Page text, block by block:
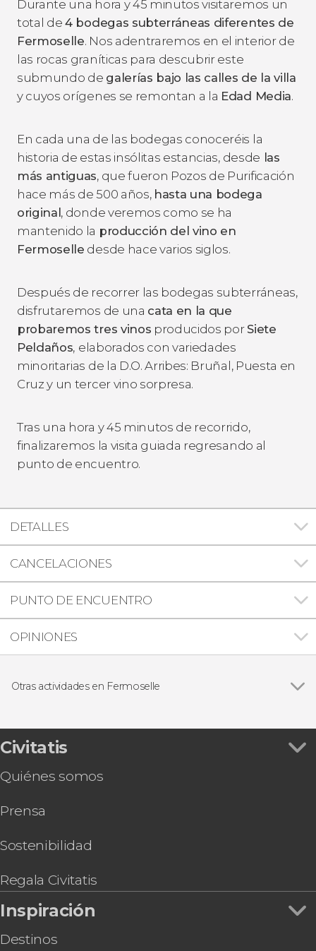
Durante una hora y 45 minutos visitaremos un
total de4 bodegas subterráneas diferentes de
Fermoselle. Nos adentraremos en el interior de
las rocas graníticas para descubrir este
submundo de galerías bajo las calles de la villa
y cuyos orígenes se remontan a la Edad Media.
En cada una de las bodegas conoceréis la
historia de estas insólitas estancias, desde las
más antiguas, que fueron Pozos de Purificación
hace más de 500 años, hasta una bodega
original, donde veremos como se ha
mantenido la producción del vino en
Fermoselle desde hace varios siglos.
Después de recorrer las bodegas subterráneas,
disfrutaremos de una cata en la que
probaremos tres vinos producidos por Siete
Peldaños, elaborados con variedades
minoritarias de la D.O. Arribes: Bruñal, Puesta en
Cruz y un tercer vino sorpresa.
Tras una hora y 45 minutos de recorrido,
finalizaremos la visita guiada regresando al
punto de encuentro.
DETALLES
CANCELACIONES
PUNTO DE ENCUENTRO
OPINIONES
Otras actividades en Fermoselle
Civitatis
Quiénes somos
Prensa
Sostenibilidad
Regala Civitatis
Inspiración
Destinos